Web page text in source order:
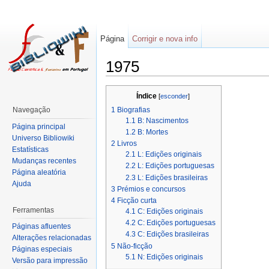
1975
Índice[esconder]
1 Biografias
1.1 B: Nascimentos
1.2 B: Mortes
2 Livros
2.1 L: Edições originais
2.2 L: Edições portuguesas
2.3 L: Edições brasileiras
3 Prémios e concursos
4 Ficção curta
4.1 C: Edições originais
4.2 C: Edições portuguesas
4.3 C: Edições brasileiras
5 Não-ficção
5.1 N: Edições originais
Página Corrigir e nova info
Navegação
Página principal
Universo Bibliowiki
Estatísticas
Mudanças recentes
Página aleatória
Ajuda
Ferramentas
Páginas afluentes
Alterações relacionadas
Páginas especiais
Versão para impressão